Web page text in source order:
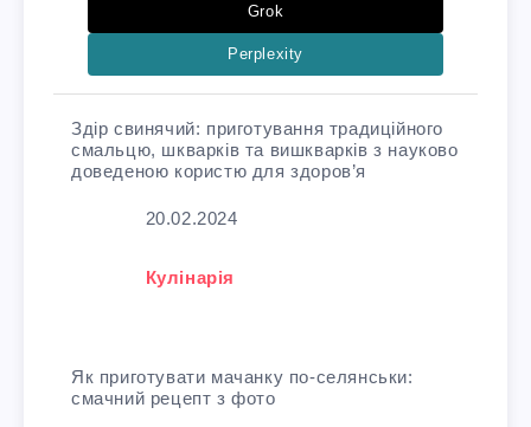
Grok
Perplexity
Здір свинячий: приготування традиційного
смальцю, шкварків та вишкварків з науково
доведеною користю для здоров’я
20.02.2024
У зв'язку з тим, що
Кулінарія
Як приготувати мачанку по-селянськи:
смачний рецепт з фото